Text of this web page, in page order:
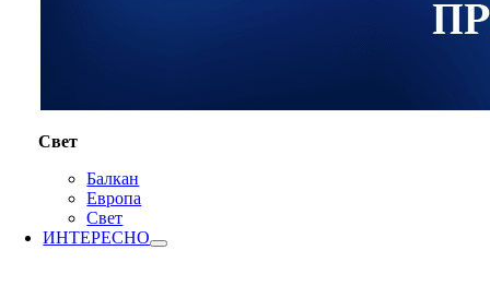
Свет
Балкан
Европа
Свет
ИНТЕРЕСНО